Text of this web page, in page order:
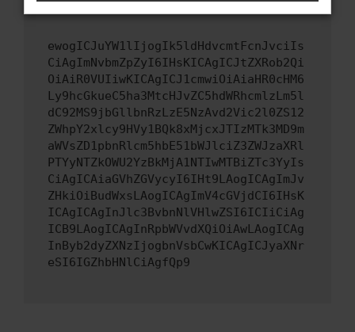
ewogICJuYW1lIjogIk5ldHdvcmtFcnJvciIs
CiAgImNvbmZpZyI6IHsKICAgICJtZXRob2Qi
OiAiR0VUIiwKICAgICJ1cmwiOiAiaHR0cHM6
Ly9hcGkueC5ha3MtcHJvZC5hdWRhcmlzLm5l
dC92MS9jbGllbnRzLzE5NzAvd2Vic2l0ZS12
ZWhpY2xlcy9HVy1BQk8xMjcxJTIzMTk3MD9m
aWVsZD1pbnRlcm5hbE51bWJlciZ3ZWJzaXRl
PTYyNTZkOWU2YzBkMjA1NTIwMTBiZTc3YyIs
CiAgICAiaGVhZGVycyI6IHt9LAogICAgImJv
ZHkiOiBudWxsLAogICAgImV4cGVjdCI6IHsK
ICAgICAgInJlc3BvbnNlVHlwZSI6ICIiCiAg
ICB9LAogICAgInRpbWVvdXQiOiAwLAogICAg
InByb2dyZXNzIjogbnVsbCwKICAgICJyaXNr
eSI6IGZhbHNlCiAgfQp9